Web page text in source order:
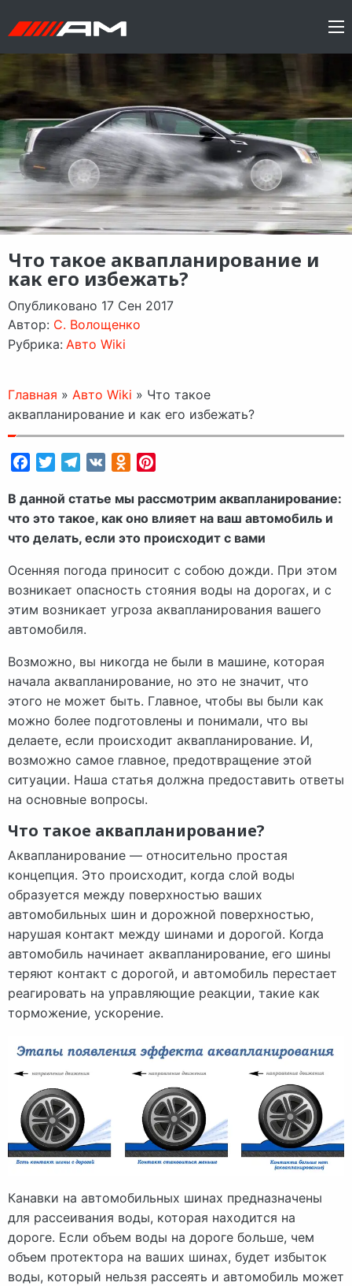
Что такое аквапланирование и
как его избежать?
Опубликовано 17 Сен 2017
Автор: C. Волощенко
Рубрика: Авто Wiki
Главная » Авто Wiki » Что такое
аквапланирование и как его избежать?
FacebookTwitterTelegram
VK Odnoklassniki
В данной статье мы рассмотрим аквапланирование:
что это такое, как оно влияет на ваш автомобиль и
что делать, если это происходит с вами
Осенняя погода приносит с собою дожди. При этом
возникает опасность стояния воды на дорогах, и с
этим возникает угроза аквапланирования вашего
автомобиля.
Возможно, вы никогда не были в машине, которая
начала аквапланирование, но это не значит, что
этого не может быть. Главное, чтобы вы были как
можно более подготовлены и понимали, что вы
делаете, если происходит аквапланирование. И,
возможно самое главное, предотвращение этой
ситуации. Наша статья должна предоставить ответы
на основные вопросы.
Что такое аквапланирование?
Аквапланирование — относительно простая
концепция. Это происходит, когда слой воды
образуется между поверхностью ваших
автомобильных шин и дорожной поверхностью,
нарушая контакт между шинами и дорогой. Когда
автомобиль начинает аквапланирование, его шины
теряют контакт с дорогой, и автомобиль перестает
реагировать на управляющие реакции, такие как
торможение, ускорение.
Канавки на автомобильных шинах предназначены
для рассеивания воды, которая находится на
дороге. Если объем воды на дороге больше, чем
объем протектора на ваших шинах, будет избыток
воды, который нельзя рассеять и автомобиль может